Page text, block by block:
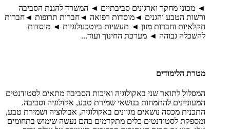
◄ מכוני מחקר וארגונים סביבתיים ◄ המשרד להגנת הסביבה
ורשות הטבע והגנים ◄מוסדות רפואה ◄חברות תרופות ◄חברות
חקלאיות וחברות מזון ◄ תעשיות ביוטכנולוגיות ◄ מוסדות
להשכלה גבוהה ◄ מערכת החינוך ועוד...
מטרת הלימודים
המסלול לתואר שני באקולוגיה ואיכות הסביבה מתאים לסטודנטים
המעוניינים להתמחות בנושאי שמירת טבע, אקולוגיה וסביבה.
התכנית מכסה נושאים מגוונים באקולוגיה, אבולוציה ושמירת טבע,
ומספקת לסטודנטים כלים מתקדמים בהם נעשה שימוש בתחומים